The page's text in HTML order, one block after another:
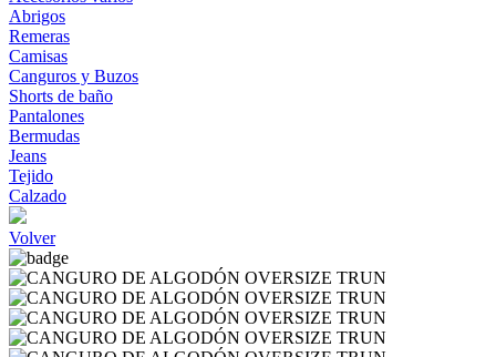
Abrigos
Remeras
Camisas
Canguros y Buzos
Shorts de baño
Pantalones
Bermudas
Jeans
Tejido
Calzado
Volver